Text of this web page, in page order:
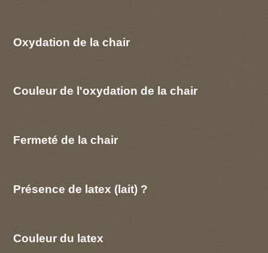
Oxydation de la chair
Couleur de l'oxydation de la chair
Fermeté de la chair
Présence de latex (lait) ?
Couleur du latex